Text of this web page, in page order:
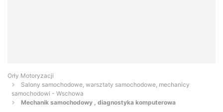
Orły Motoryzacji
Salony samochodowe, warsztaty samochodowe, mechanicy
samochodowi - Wschowa
Mechanik samochodowy , diagnostyka komputerowa